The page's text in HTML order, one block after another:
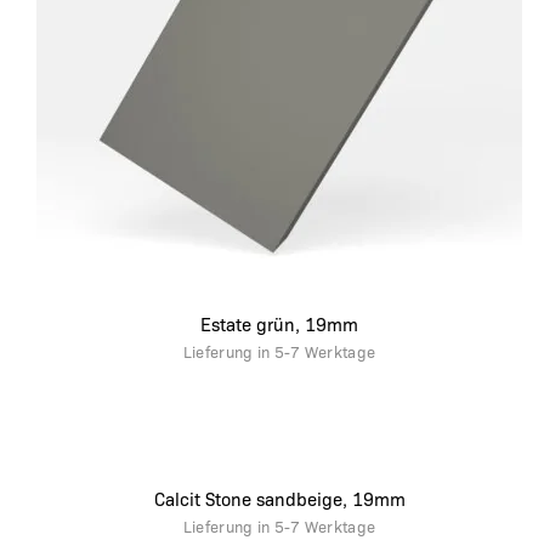
Estate grün, 19mm
Lieferung in 5-7 Werktage
Calcit Stone sandbeige, 19mm
Lieferung in 5-7 Werktage